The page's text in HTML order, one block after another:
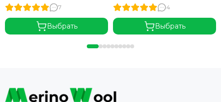
7
Выбрать
4
Выбрать